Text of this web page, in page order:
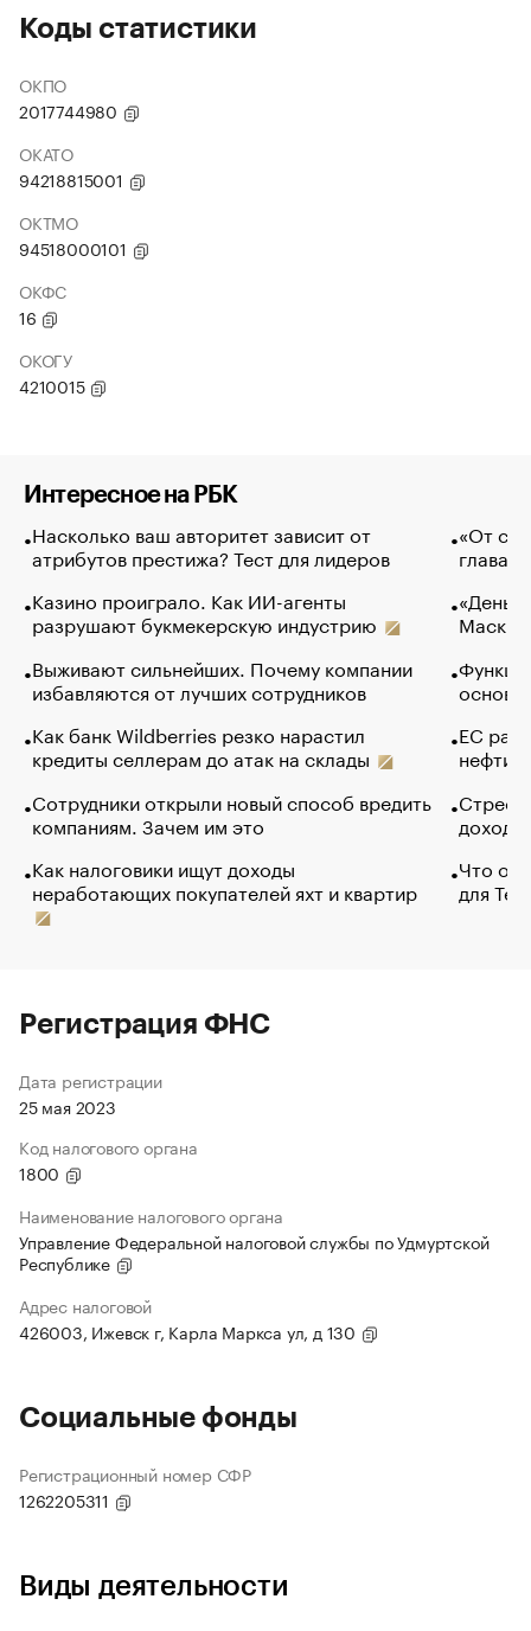
Коды статистики
ОКПО
2017744980
ОКАТО
94218815001
ОКТМО
94518000101
ОКФС
16
ОКОГУ
4210015
Интересное на РБК
Насколько ваш авторитет зависит от
атрибутов престижа? Тест для лидеров
Казино проиграло. Как ИИ-агенты
разрушают букмекерскую индустрию
Выживают сильнейших. Почему компании
избавляются от лучших сотрудников
Как банк Wildberries резко нарастил
кредиты селлерам до атак на склады
Сотрудники открыли новый способ вредить
компаниям. Зачем им это
Как налоговики ищут доходы
неработающих покупателей яхт и квартир
«От
глава
Маск в
основ
ЕС
нефти
Что
для
Регистрация ФНС
Дата регистрации
25 мая 2023
Код налогового органа
1800
Наименование налогового органа
Управление Федеральной налоговой службы по Удмуртской
Республике
Адрес налоговой
426003, Ижевск г, Карла Маркса ул, д 130
Социальные фонды
Регистрационный номер СФР
1262205311
Виды деятельности